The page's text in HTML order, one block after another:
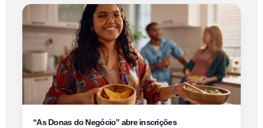
“As Donas do Negócio” abre inscrições